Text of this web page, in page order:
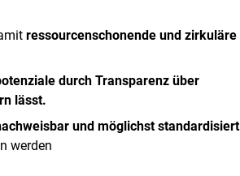
ressourcenschonende und zirkuläre
durch Transparenz über
lässt.
und möglichst standardisiert
werden